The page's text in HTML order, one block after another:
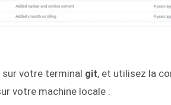
votre terminal git, et utilisez la
votre machine locale :